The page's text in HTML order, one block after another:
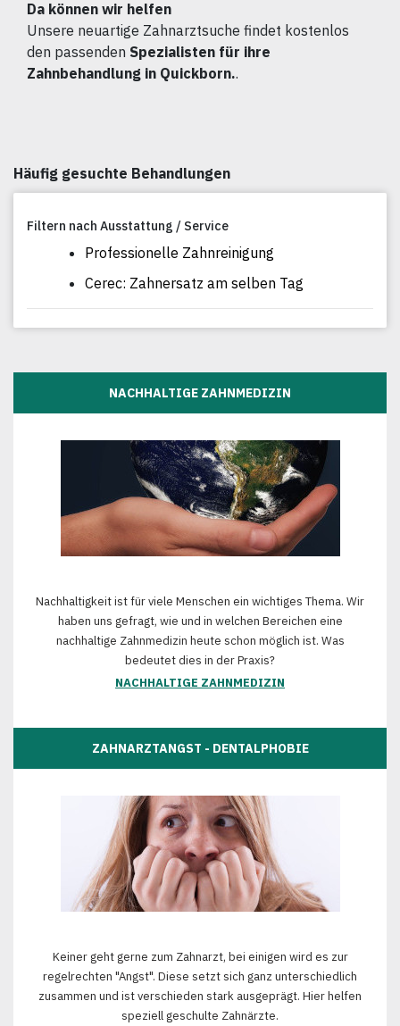
Da können wir helfen
Unsere neuartige Zahnarztsuche findet kostenlos
den passenden Spezialisten für ihre
Zahnbehandlung in Quickborn..
Häufig gesuchte Behandlungen
Filtern nach Ausstattung / Service
Professionelle Zahnreinigung
Cerec: Zahnersatz am selben Tag
NACHHALTIGE ZAHNMEDIZIN
Nachhaltigkeit ist für viele Menschen ein wichtiges Thema. Wir
haben uns gefragt, wie und in welchen Bereichen eine
nachhaltige Zahnmedizin heute schon möglich ist. Was
bedeutet dies in der Praxis?
NACHHALTIGE ZAHNMEDIZIN
ZAHNARZTANGST - DENTALPHOBIE
Keiner geht gerne zum Zahnarzt, bei einigen wird es zur
regelrechten "Angst". Diese setzt sich ganz unterschiedlich
zusammen und ist verschieden stark ausgeprägt. Hier helfen
speziell geschulte Zahnärzte.